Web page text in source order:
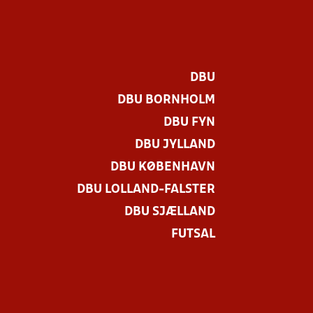
DBU
DBU BORNHOLM
DBU FYN
DBU JYLLAND
DBU KØBENHAVN
DBU LOLLAND-FALSTER
DBU SJÆLLAND
FUTSAL